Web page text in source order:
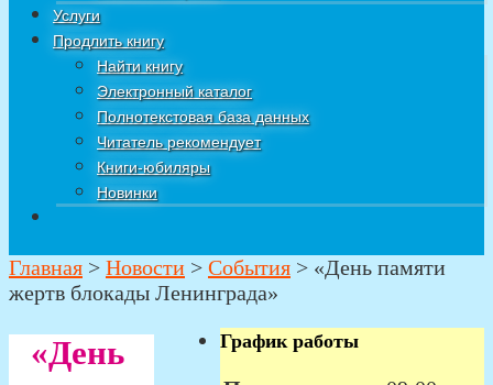
Услуги
Продлить книгу
Найти книгу
Электронный каталог
Полнотекстовая база данных
Читатель рекомендует
Книги-юбиляры
Новинки
Главная > Новости > События > «День памяти
жертв блокады Ленинграда»
«День
График работы